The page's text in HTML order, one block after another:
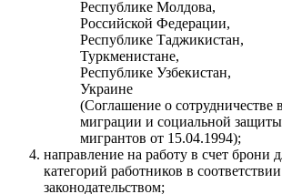
Республике Молдова,
Российской Федерации,
Республике Таджикистан,
Туркменистане,
Республике Узбекистан,
Украине
(Соглашение о сотрудничестве
миграции и социальной
мигрантов от 15.04.1994);
направление на работу в счет брони
категорий работников в
законодательством;